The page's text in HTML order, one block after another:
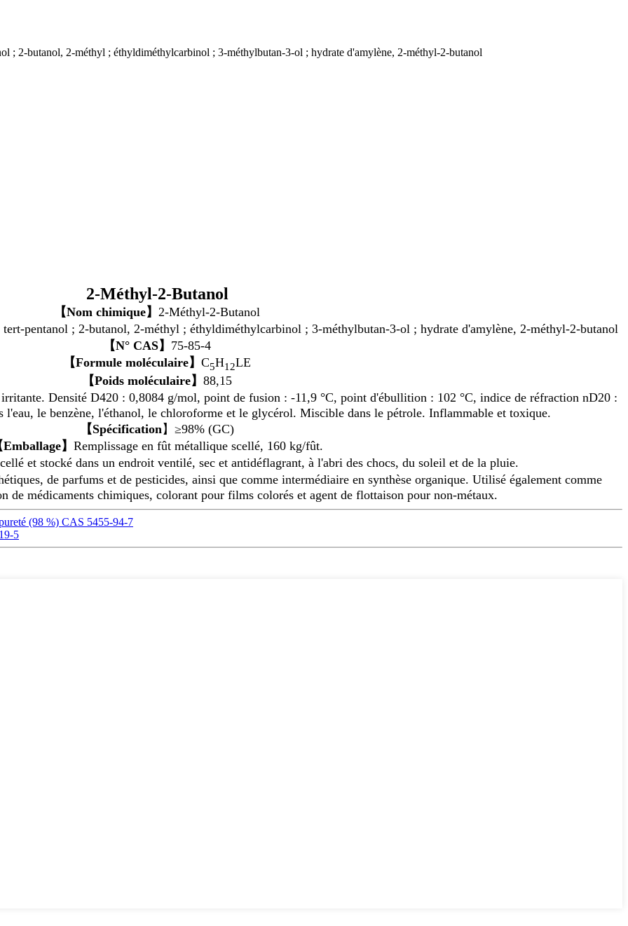
; 2-butanol, 2-méthyl ; éthyldiméthylcarbinol ; 3-méthylbutan-3-ol ; hydrate d'amylène, 2-méthyl-2-butanol
2-Méthyl-2-Butanol
【Nom chimique】 2-Méthyl-2-Butanol
pentanol ; 2-butanol, 2-méthyl ; éthyldiméthylcarbinol ; 3-méthylbutan-3-ol ; hydrate d'amylène, 2-méthyl-2-butanol
【N° CAS】 75-85-4
【Formule moléculaire】 C5H12LE
【Poids moléculaire】 88,15
Densité D420 : 0,8084 g/mol, point de fusion : -11,9 °C, point d'ébullition : 102 °C, indice de réfraction nD20 :
le benzène, l'éthanol, le chloroforme et le glycérol. Miscible dans le pétrole. Inflammable et toxique.
【Spécification】≥98% (GC)
Emballage】 Remplissage en fût métallique scellé, 160 kg/fût.
et stocké dans un endroit ventilé, sec et antidéflagrant, à l'abri des chocs, du soleil et de la pluie.
de parfums et de pesticides, ainsi que comme intermédiaire en synthèse organique. Utilisé également comme
de médicaments chimiques, colorant pour films colorés et agent de flottaison pour non-métaux.
(98 %) CAS 5455-94-7
5